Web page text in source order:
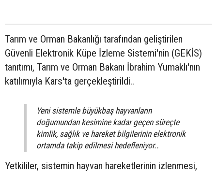
Tarım ve Orman Bakanlığı tarafından geliştirilen
Güvenli Elektronik Küpe İzleme Sistemi'nin (GEKİS)
tanıtımı, Tarım ve Orman Bakanı İbrahim Yumaklı'nın
katılımıyla Kars'ta gerçekleştirildi..
Yeni sistemle büyükbaş hayvanların
doğumundan kesimine kadar geçen süreçte
kimlik, sağlık ve hareket bilgilerinin elektronik
ortamda takip edilmesi hedefleniyor..
Yetkililer, sistemin hayvan hareketlerinin izlenmesi,